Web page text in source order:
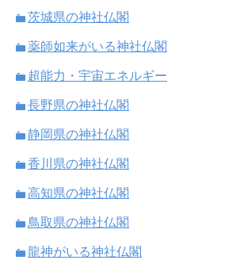
茨城県の神社仏閣
薬師如来がいる神社仏閣
超能力・宇宙エネルギー
長野県の神社仏閣
静岡県の神社仏閣
香川県の神社仏閣
高知県の神社仏閣
鳥取県の神社仏閣
龍神がいる神社仏閣